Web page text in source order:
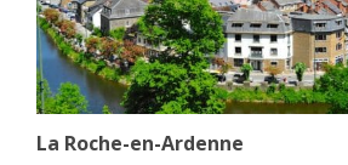
La Roche-en-Ardenne